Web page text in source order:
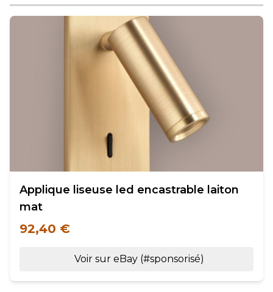
Applique liseuse led encastrable laiton
mat
92,40 €
Voir sur eBay (#sponsorisé)